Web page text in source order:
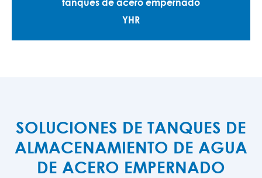
tanques de acero empernado
YHR
SOLUCIONES DE TANQUES DE
ALMACENAMIENTO DE AGUA
DE ACERO EMPERNADO